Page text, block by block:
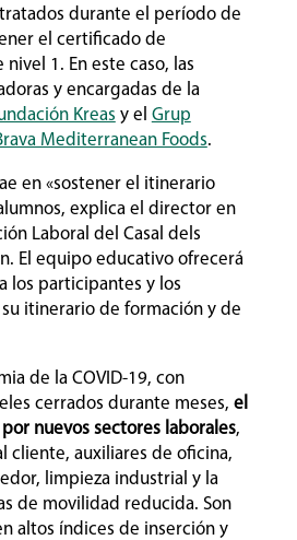
durante el período de
el certificado de
1. En este caso, las
y encargadas de la
Kreas y el Grup
Mediterranean Foods.
en «sostener el itinerario
explica el director en
Laboral del Casal dels
El equipo educativo ofrecerá
los participantes y los
itinerario de formación y de
de la COVID-19, con
cerrados durante meses, el
nuevos sectores laborales,
cliente, auxiliares de oficina,
limpieza industrial y la
de movilidad reducida. Son
altos índices de inserción y